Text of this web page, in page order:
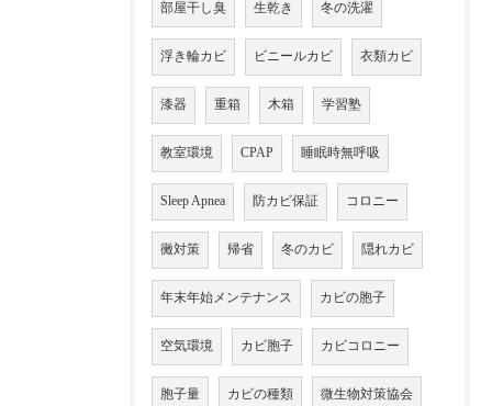
部屋干し臭 生乾き 冬の洗濯
浮き輪カビ ビニールカビ 衣類カビ
漆器 重箱 木箱 学習塾
教室環境 CPAP 睡眠時無呼吸
Sleep Apnea 防カビ保証 コロニー
黴対策 帰省 冬のカビ 隠れカビ
年末年始メンテナンス カビの胞子
空気環境 カビ胞子 カビコロニー
胞子量 カビの種類 微生物対策協会